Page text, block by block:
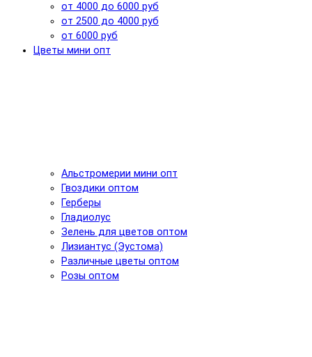
от 4000 до 6000 руб
от 2500 до 4000 руб
от 6000 руб
Цветы мини опт
Альстромерии мини опт
Гвоздики оптом
Герберы
Гладиолус
Зелень для цветов оптом
Лизиантус (Эустома)
Различные цветы оптом
Розы оптом